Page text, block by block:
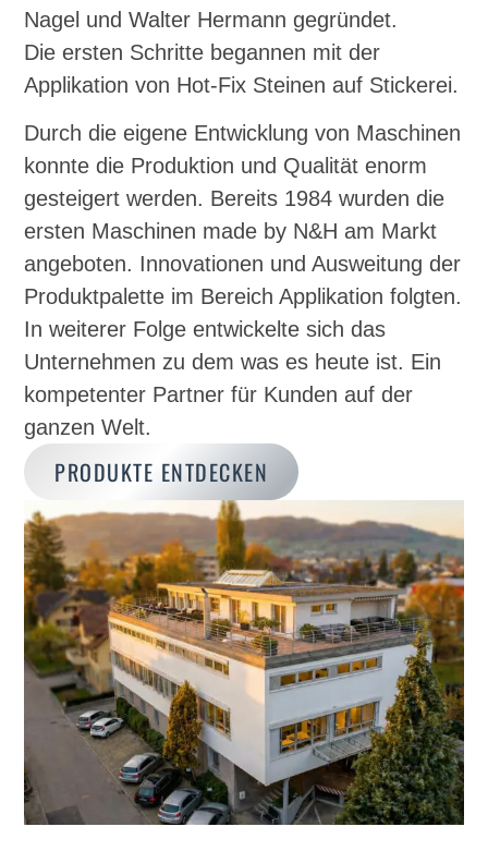
Nagel und Walter Hermann gegründet.
Die ersten Schritte begannen mit der
Applikation von Hot-Fix Steinen auf Stickerei.
Durch die eigene Entwicklung von Maschinen
konnte die Produktion und Qualität enorm
gesteigert werden. Bereits 1984 wurden die
ersten Maschinen made by N&H am Markt
angeboten. Innovationen und Ausweitung der
Produktpalette im Bereich Applikation folgten.
In weiterer Folge entwickelte sich das
Unternehmen zu dem was es heute ist. Ein
kompetenter Partner für Kunden auf der
ganzen Welt.
PRODUKTE ENTDECKEN